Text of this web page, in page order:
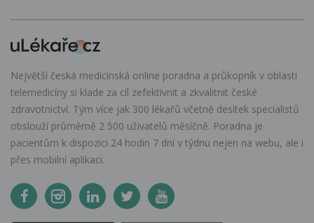
Největší česká medicínská online poradna a průkopník v oblasti
telemedicíny si klade za cíl zefektivnit a zkvalitnit české
zdravotnictví. Tým více jak 300 lékařů včetně desítek specialistů
obslouží průměrně 2 500 uživatelů měsíčně. Poradna je
pacientům k dispozici 24 hodin 7 dní v týdnu nejen na webu, ale i
přes mobilní aplikaci.